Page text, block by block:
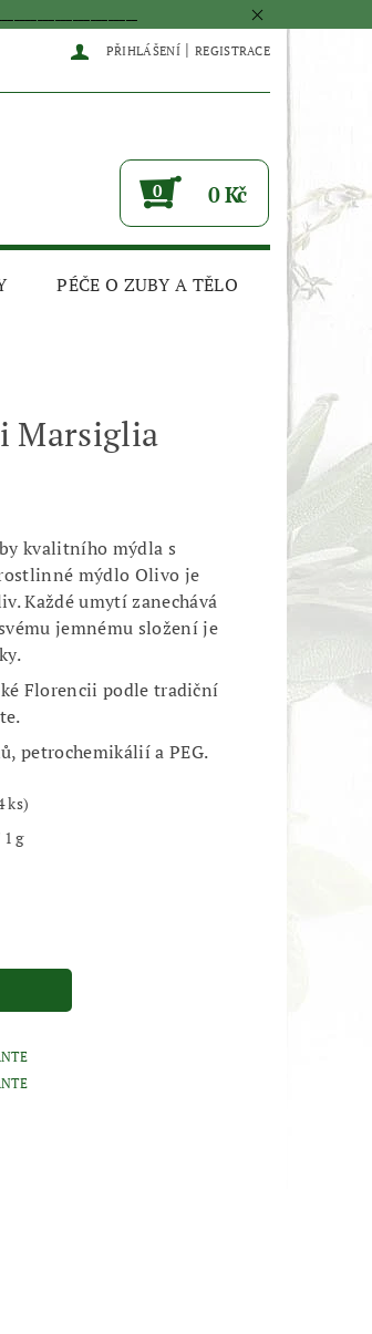
PŘIHLÁŠENÍ | REGISTRACE
0 0 Kč
PÉČE O ZUBY A TĚLO
Marsiglia
kvalitního mýdla s
mýdlo Olivo je
Každé umytí zanechává
jemnému složení je
Florencii podle tradiční
petrochemikálií a PEG.
ks)
g